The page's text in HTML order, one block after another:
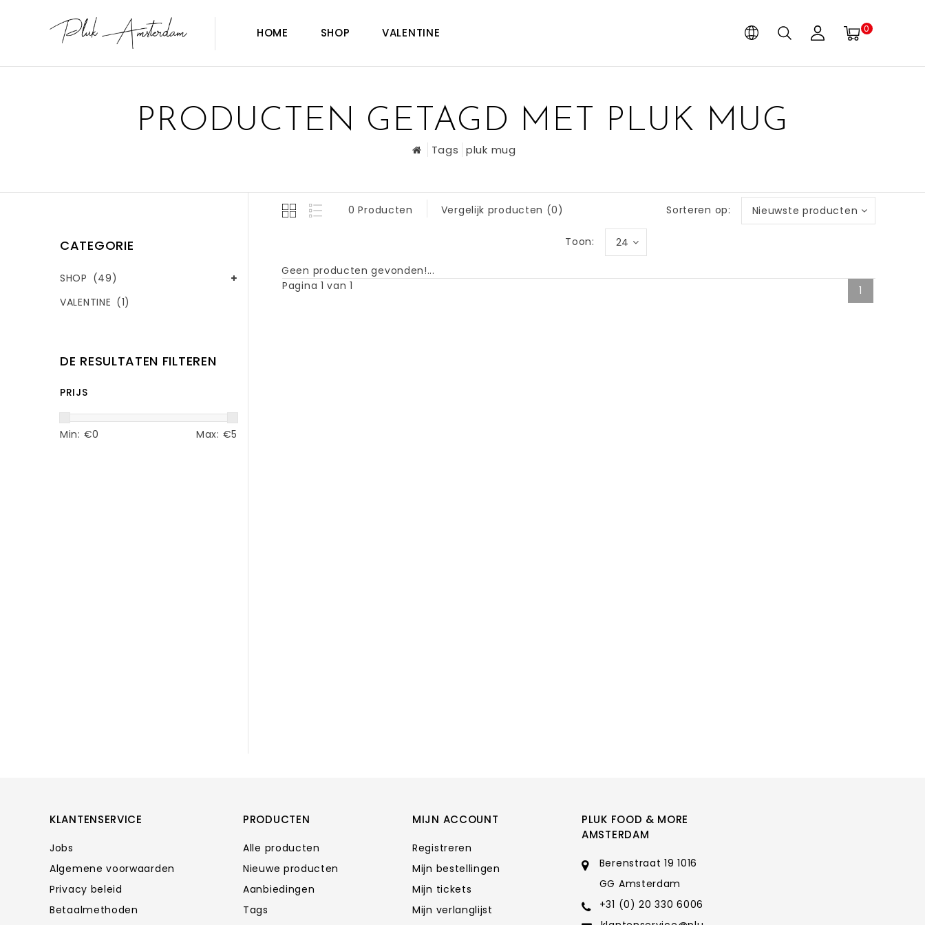
HOME SHOP VALENTINE 0
PRODUCTEN GETAGD MET PLUK MUG
Tags pluk mug
CATEGORIE
SHOP (49)
VALENTINE (1)
DE RESULTATEN FILTEREN
PRIJS
Min: €0 Max: €5
0 Producten Vergelijk producten (0) Sorteren op: Nieuwste producten
Toon: 24
Geen producten gevonden!...
Pagina 1 van 1
1
KLANTENSERVICE
Jobs
Algemene voorwaarden
Privacy beleid
Betaalmethoden
PRODUCTEN
Alle producten
Nieuwe producten
Aanbiedingen
Tags
MIJN ACCOUNT
Registreren
Mijn bestellingen
Mijn tickets
Mijn verlanglijst
PLUK FOOD & MORE
AMSTERDAM
Berenstraat 19 1016
GG Amsterdam
+31 (0) 20 330 6006